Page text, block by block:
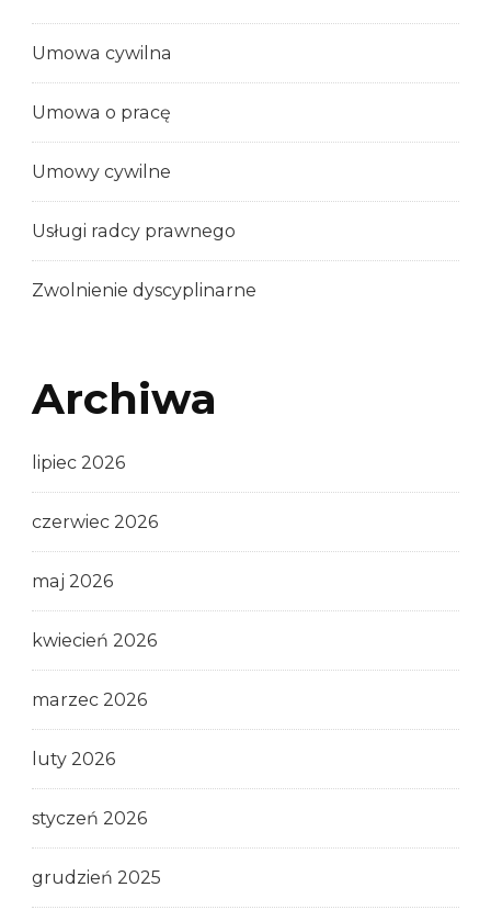
Umowa cywilna
Umowa o pracę
Umowy cywilne
Usługi radcy prawnego
Zwolnienie dyscyplinarne
Archiwa
lipiec 2026
czerwiec 2026
maj 2026
kwiecień 2026
marzec 2026
luty 2026
styczeń 2026
grudzień 2025